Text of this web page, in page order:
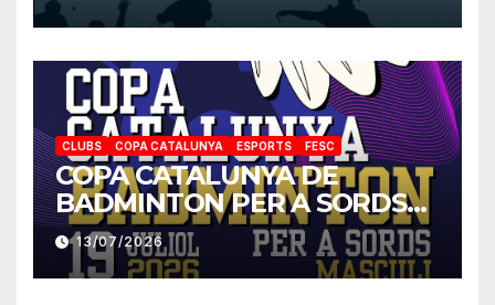
CLUBS COPA CATALUNYA ESPORTS FESC
COPA CATALUNYA DE
BADMINTON PER A SORDS
2026
13/07/2026